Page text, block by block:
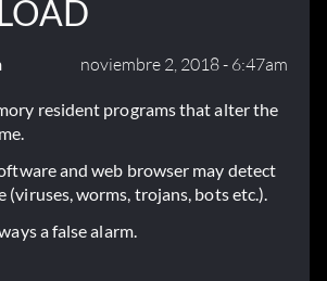
noviembre 2, 2018 - 6:47am
resident programs that alter the
and web browser may detect
(viruses, worms, trojans, bots etc.).
a false alarm.